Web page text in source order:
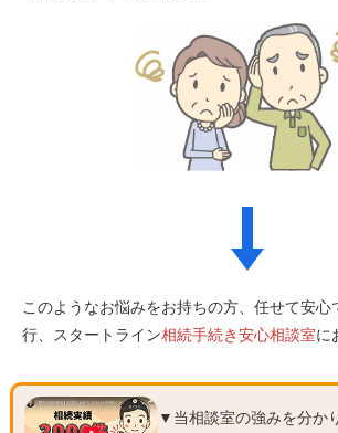
このようなお悩みをお持ちの方、任せて安心
行、スタートライン相続手続き安心相談室に
▼当相談室の強みを分か